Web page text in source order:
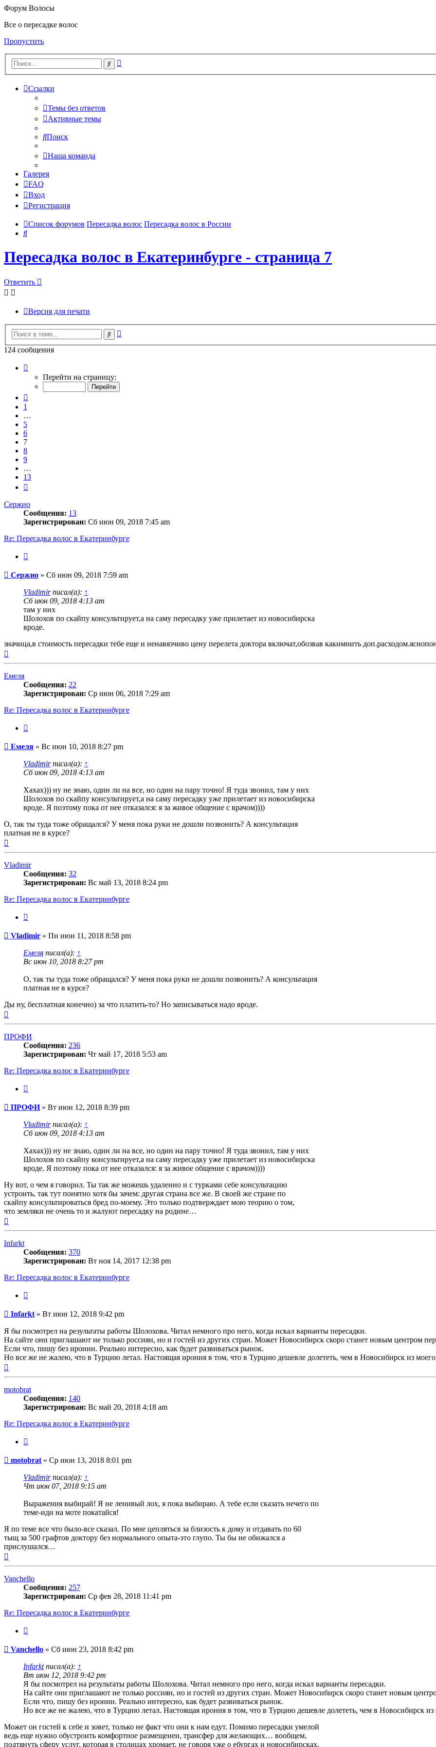
Форум Волосы
Все о пересадке волос
Пропустить
Поиск
Ссылки
Темы без ответов
Активные темы
Поиск
Наша команда
Галерея
FAQ
Вход
Регистрация
Список форумов Пересадка волос Пересадка волос в России
Поиск
Пересадка волос в Екатеринбурге - страница 7
Ответить
Версия для печати
Поиск
124 сообщения
Перейти на страницу:
1
…
5
6
7
8
9
…
13
Сержио
Сообщения: 13
Зарегистрирован: Сб июн 09, 2018 7:45 am
Re: Пересадка волос в Екатеринбурге
Сообщение
Сержио » Сб июн 09, 2018 7:59 am
Vladimirписал(а): ↑
Сб июн 09, 2018 4:13 am
там у них
Шолохов по скайпу консультирует,а на саму пересадку уже прилетает из новосибирска
вроде.
значица,в стоимость пересадки тебе еще и ненавязчиво цену перелета доктора включат,обозвав какимнить
Емеля
Сообщения: 22
Зарегистрирован: Ср июн 06, 2018 7:29 am
Re: Пересадка волос в Екатеринбурге
Сообщение
Емеля » Вс июн 10, 2018 8:27 pm
Vladimirписал(а): ↑
Сб июн 09, 2018 4:13 am
Хахах))) ну не знаю, один ли на все, но один на пару точно! Я туда звонил, там у них
Шолохов по скайпу консультирует,а на саму пересадку уже прилетает из новосибирска
вроде. Я поэтому пока от нее отказался: я за живое общение с врачом))))
О, так ты туда тоже обращался? У меня пока руки не дошли позвонить? А консультация
платная не в курсе?
Vladimir
Сообщения: 32
Зарегистрирован: Вс май 13, 2018 8:24 pm
Re: Пересадка волос в Екатеринбурге
Сообщение
Vladimir » Пн июн 11, 2018 8:58 pm
Емеля писал(а): ↑
Вс июн 10, 2018 8:27 pm
О, так ты туда тоже обращался? У меня пока руки не дошли позвонить? А консультация
платная не в курсе?
Ды ну, бесплатная конечно) за что платить-то? Но записываться надо вроде.
ПРОФИ
Сообщения: 236
Зарегистрирован: Чт май 17, 2018 5:53 am
Re: Пересадка волос в Екатеринбурге
Сообщение
ПРОФИ» Вт июн 12, 2018 8:39 pm
Vladimirписал(а): ↑
Сб июн 09, 2018 4:13 am
Хахах))) ну не знаю, один ли на все, но один на пару точно! Я туда звонил, там у них
Шолохов по скайпу консультирует,а на саму пересадку уже прилетает из новосибирска
вроде. Я поэтому пока от нее отказался: я за живое общение с врачом))))
Ну вот, о чем я говорил. Ты так же можешь удаленно и с турками себе консультацию
устроить, так тут понятно хотя бы зачем: другая страна все же. В своей же стране по
скайпу консультироваться бред по-моему. Это только подтверждает мою теорию о том,
что земляки не очень то и жалуют пересадку на родине…
Infarkt
Сообщения: 370
Зарегистрирован: Вт ноя 14, 2017 12:38 pm
Re: Пересадка волос в Екатеринбурге
Сообщение
Infarkt » Вт июн 12, 2018 9:42 pm
Я бы посмотрел на результаты работы Шолохова. Читал немного про него, когда искал варианты пересадки.
На сайте они приглашают не только россиян, но и гостей из других стран. Может Новосибирск скоро станет новым центром
Если что, пишу без иронии. Реально интересно, как будет развиваться рынок.
Но все же не жалею, что в Турцию летал. Настоящая ирония в том, что в Турцию дешевле долететь, чем в Новосибирск из моего
motobrat
Сообщения: 140
Зарегистрирован: Вс май 20, 2018 4:18 am
Re: Пересадка волос в Екатеринбурге
Сообщение
motobrat » Ср июн 13, 2018 8:01 pm
Vladimirписал(а): ↑
Чт июн 07, 2018 9:15 am
Выражения выбирай! Я не ленивый лох, я пока выбираю. А тебе если сказать нечего по
теме-иди на моте покатайся!
Я по теме все что было-все сказал. По мне цепляться за близость к дому и отдавать по 60
тыщ за 500 графтов доктору без нормального опыта-это глупо. Ты бы не обижался а
прислушался…
Vanchello
Сообщения: 257
Зарегистрирован: Ср фев 28, 2018 11:41 pm
Re: Пересадка волос в Екатеринбурге
Сообщение
Vanchello » Сб июн 23, 2018 8:42 pm
Infarktписал(а): ↑
Вт июн 12, 2018 9:42 pm
Я бы посмотрел на результаты работы Шолохова. Читал немного про него, когда искал варианты пересадки.
На сайте они приглашают не только россиян, но и гостей из других стран. Может Новосибирск скоро станет новым
Если что, пишу без иронии. Реально интересно, как будет развиваться рынок.
Но все же не жалею, что в Турцию летал. Настоящая ирония в том, что в Турцию дешевле долететь, чем в Новосибирск из
Может он гостей к себе и зовет, только не факт что они к нам едут. Помимо пересадки умелой
ведь еще нужно обустроить комфортное размещенеи, трансфер для желающих… вообщем,
подтянуть сферу услуг, которая в столицах хромает, не говоря уже о ебургах и новосибирсках.